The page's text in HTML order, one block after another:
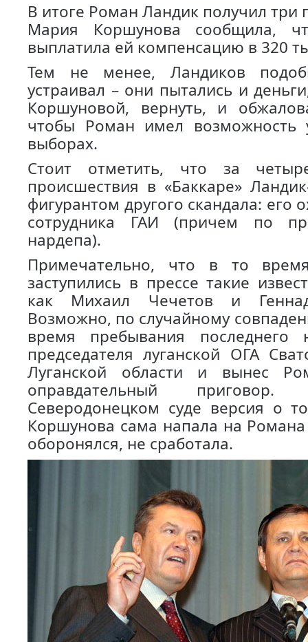
В итоге Роман Ландик получил три
Мария Коршунова сообщила,
выплатила ей компенсацию в 320
Тем не менее, Ландиков
устраивал – они пытались и
Коршуновой, вернуть, и
чтобы Роман имел возможность
выборах.
Стоит отметить, что за
происшествия в «Баккаре»
фигурантом другого скандала: его
сотрудника ГАИ (причем по
нардепа).
Примечательно, что в то
заступились в прессе такие
как Михаил Чечетов и
Возможно, по случайному
время пребывания последнего
председателя луганской ОГА
Луганской области и вынес
оправдательный
Северодонецком суде версия о
Коршунова сама напала на
оборонялся, не сработала.